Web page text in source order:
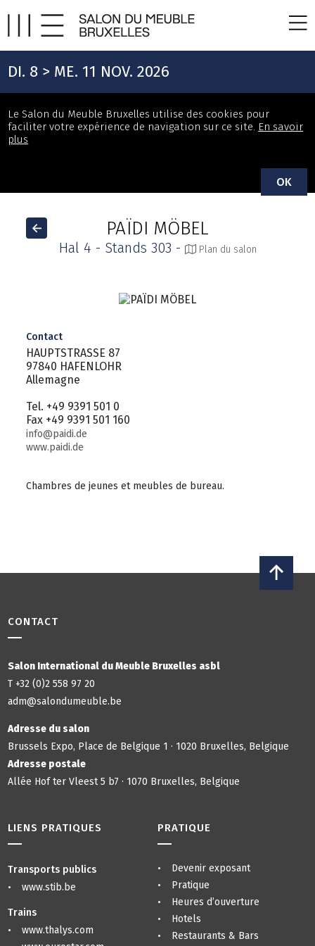
DI. 8 > ME. 11 NOV. 2026
Le Salon du Meuble Bruxelles utilise des cookies pour
faciliter votre expérience de navigation sur ce site. En savoir
plus
OK
PAÏDI MÖBEL
Hal 4 - Stands 303 - Plan du salon
Contact
HAUPTSTRASSE 87
97840 HAFENLOHR
Allemagne
Tel. +49 9391 501 0
Fax +49 9391 501 160
info@paidi.de
www.paidi.de
Chambres de jeunes et meubles de bureau.
CONTACT
Salon International du Meuble Bruxelles asbl
T +32 (0)2 558 97 20
adm@salondumeuble.be
Adresse du salon
Brussels Expo, Place de Belgique 1 · 1020 Bruxelles, Belgique
Adresse postale
Allée Hof ter Vleest 5 b7 · 1070 Bruxelles, Belgique
LIENS PRATIQUES
Transports publics
www.stib.be
Trains
www.thalys.com
PRATIQUE
Devenir exposant
Pratique
Heures d’ouverture
Hotels
Restaurants & Bars